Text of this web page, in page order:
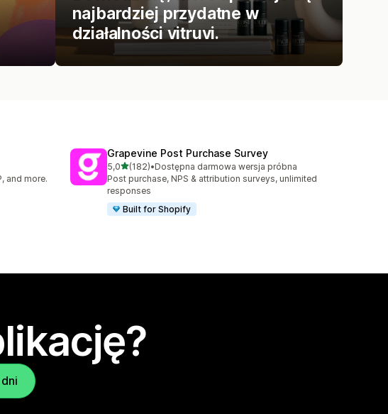
najbardziej przydatne w
działalności vitruvi.
and more.
Grapevine Post Purchase Survey
5,0na 5 gwiazdek
(182)
Łączna liczba recenzji: 182
•Dostępna darmowa wersja próbna
Post purchase, NPS & attribution surveys, unlimited
responses
Built for Shopify